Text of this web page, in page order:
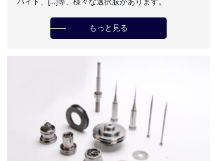
バイド、[...]等、様々な選択肢があります。
もっと見る